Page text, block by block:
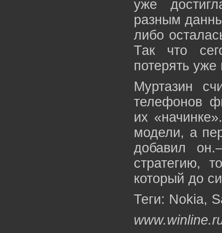
уже
разным
либо
Так что
потерять
Муртазин
телефонов
их
модели, а
добавил
стратегию,
который до
Теги: Nokia,